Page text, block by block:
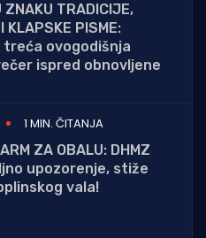
ZNAKU TRADICIJE,
KLAPSKE PISME:
treća ovogodišnja
ispred obnovljene
1 MIN. ČITANJA
ZA OBALU: DHMZ
upozorenje, stiže
vala!